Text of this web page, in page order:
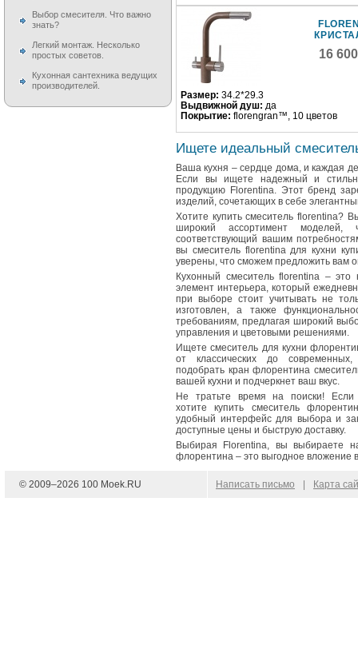
16
Размер: 34.2*29.3
Выдвижной душ: да
Покрытие: florengran™, 10 цветов
Ищете идеальный
Ваша кухня – сердце дома, и каждая
Если вы ищете надежный и
продукцию Florentina. Этот бренд
изделий, сочетающих в себе
Хотите купить смеситель florentina?
широкий ассортимент
соответствующий вашим
вы смеситель florentina для кухни
уверены, что сможем предложить вам
Кухонный смеситель florentina – это
элемент интерьера, который
при выборе стоит учитывать не
изготовлен, а также
требованиям, предлагая широкий
управления и цветовыми решениями.
Ищете смеситель для кухни
от классических до
подобрать кран флорентина
вашей кухни и подчеркнет ваш вкус.
Не тратьте время на поиски!
хотите купить смеситель
удобный интерфейс для выбора и
доступные цены и быструю доставку.
Выбирая Florentina, вы выбираете
флорентина – это выгодное вложение
Выбор смесителя. Что важно
знать?
Легкий монтаж. Несколько
простых советов.
Кухонная сантехника ведущих
производителей.
© 2009–2026 100 Moek.RU Написать письмо Карта